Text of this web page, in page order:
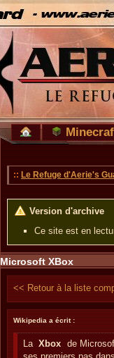
:: Le Refuge d'Aerie's
Version d'archive
Ce site est en
Microsoft XBox
<< Retour à la liste
Wikipedia a écrit :
LaXbox de